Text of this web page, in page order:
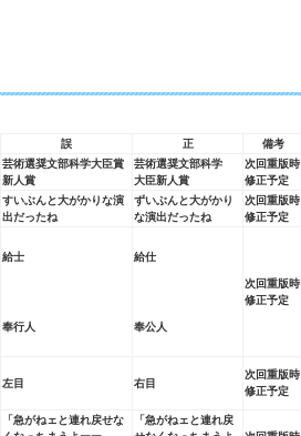
誤 正 備考
芸術選奨文部科学大臣賞
新人賞
芸術選奨文部科学
大臣新人賞
次回重版時
修正予定
すいぶんと大がかりな演
出だったね
ずいぶんと大がかり
な演出だったね
次回重版時
修正予定
給士
奉行人
給仕
奉公人
次回重版時
修正予定
左目 右目
次回重版時
修正予定
「急がねェと連れ戻せな
「急がねェと連れ戻